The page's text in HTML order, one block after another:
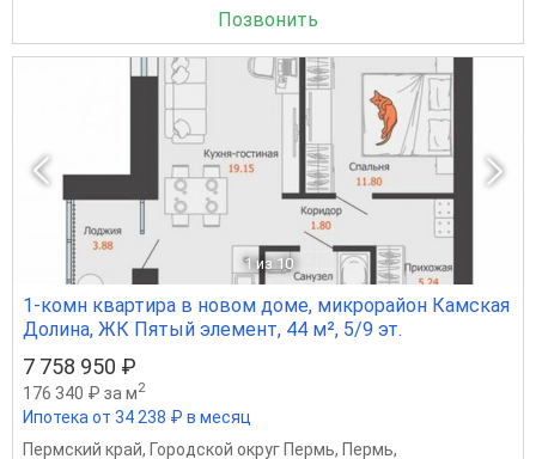
Позвонить
1 из 10
1-комн квартира в новом доме, микрорайон Камская
Долина, ЖК Пятый элемент, 44 м², 5/9 эт.
7 758 950 ₽
176 340 ₽ за м2
Ипотека от 34 238 ₽ в месяц
Пермский край, Городской округ Пермь, Пермь,